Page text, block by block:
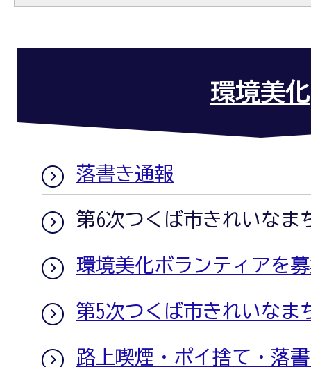
環境美化
落書き通報
第6次つくば市きれいなま
環境美化ボランティアを
第5次つくば市きれいなま
路上喫煙・ポイ捨て・落